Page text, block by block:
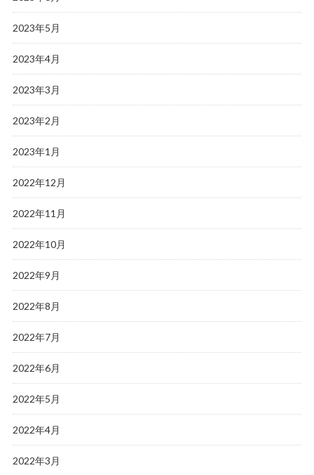
2023年5月
2023年4月
2023年3月
2023年2月
2023年1月
2022年12月
2022年11月
2022年10月
2022年9月
2022年8月
2022年7月
2022年6月
2022年5月
2022年4月
2022年3月